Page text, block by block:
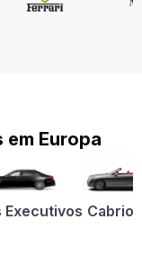
Europa
Executivos